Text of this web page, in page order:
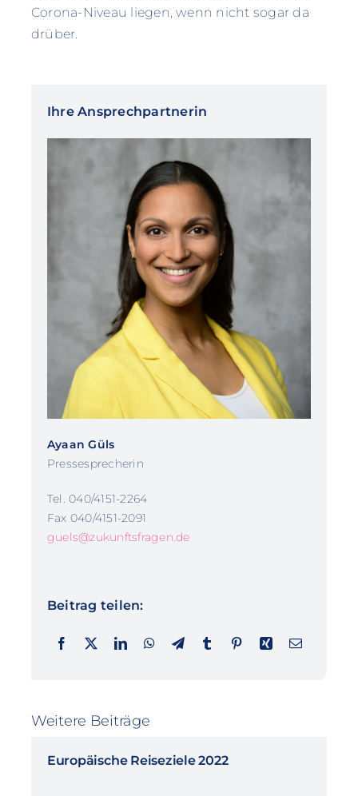
Corona-Niveau liegen, wenn nicht sogar da
drüber.
Ihre Ansprechpartnerin
Ayaan Güls
Pressesprecherin
Tel. 040/4151-2264
Fax 040/4151-2091
guels@zukunftsfragen.de
Beitrag teilen:
Weitere Beiträge
Europäische Reiseziele 2022